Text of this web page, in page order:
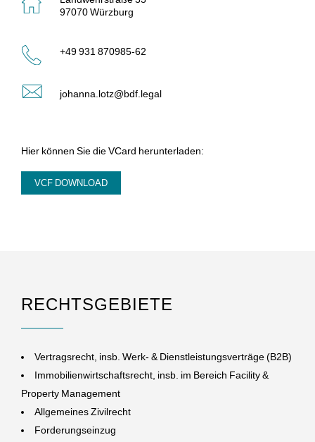
97070 Würzburg
+49 931 870985-62
johanna.lotz@bdf.legal
Hier können Sie die VCard herunterladen:
VCF DOWNLOAD
RECHTSGEBIETE
Vertragsrecht, insb. Werk- & Dienstleistungsverträge (B2B)
Immobilienwirtschaftsrecht, insb. im Bereich Facility &
Property Management
Allgemeines Zivilrecht
Forderungseinzug